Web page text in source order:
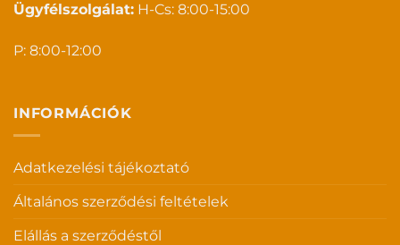
Ügyfélszolgálat: H-Cs: 8:00-15:00
P: 8:00-12:00
INFORMÁCIÓK
Adatkezelési tájékoztató
Általános szerződési feltételek
Elállás a szerződéstől